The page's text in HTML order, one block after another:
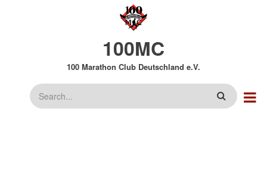
100MC
100 Marathon Club Deutschland e.V.
Suche